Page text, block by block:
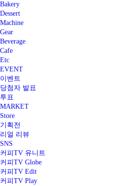
Bakery
Dessert
Machine
Gear
Beverage
Cafe
Etc
EVENT
이벤트
당첨자 발표
투표
MARKET
Store
기획전
리얼 리뷰
SNS
커피TV 유니트
커피TV Globe
커피TV Edit
커피TV Play